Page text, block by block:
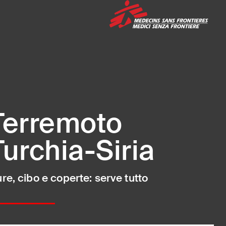
Siria
cibo e coperte: serve tutto